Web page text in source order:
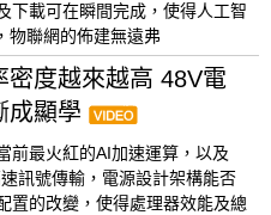
下載可在瞬間完成，使得人工智
物聯網的佈建無遠弗
密度越來越高 48V電
成顯學
前最火紅的AI加速運算，以及
訊號傳輸，電源設計架構能否
置的改變，使得處理器效能及總